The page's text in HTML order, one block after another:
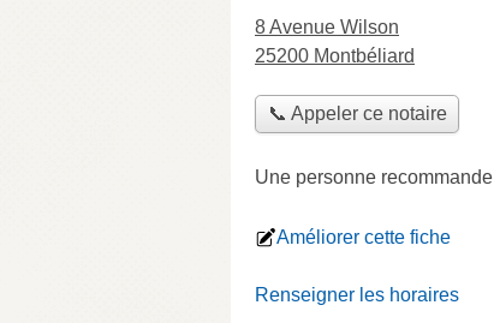
8 Avenue Wilson
25200 Montbéliard
📞 Appeler ce notaire
Une personne recommande
Améliorer cette fiche
Renseigner les horaires